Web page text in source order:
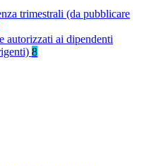
trimestrali (da pubblicare
autorizzati ai dipendenti
8